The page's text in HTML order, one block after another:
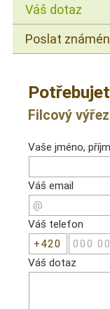
Váš dotaz
Poslat
Filcový
Vaše jméno,
Váš email
Váš telefon
Váš dotaz